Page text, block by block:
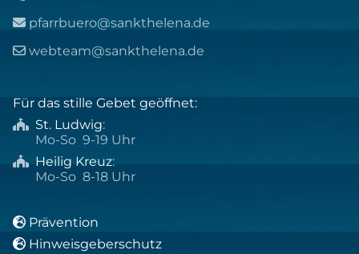
 pfarrbuero@sankthelena.de
 webteam@sankthelena.de
Für das stille Gebet geöffnet:
 St. Ludwig:
Mo-So 9-19 Uhr
 Heilig Kreuz:
Mo-So 8-18 Uhr
 Prävention
 Hinweisgeberschutz